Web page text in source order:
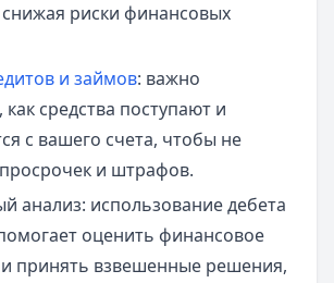
риски финансовых
и займов: важно
средства поступают и
с вашего счета, чтобы не
и штрафов.
анализ: использование дебета
оценить финансовое
и принять взвешенные решения,